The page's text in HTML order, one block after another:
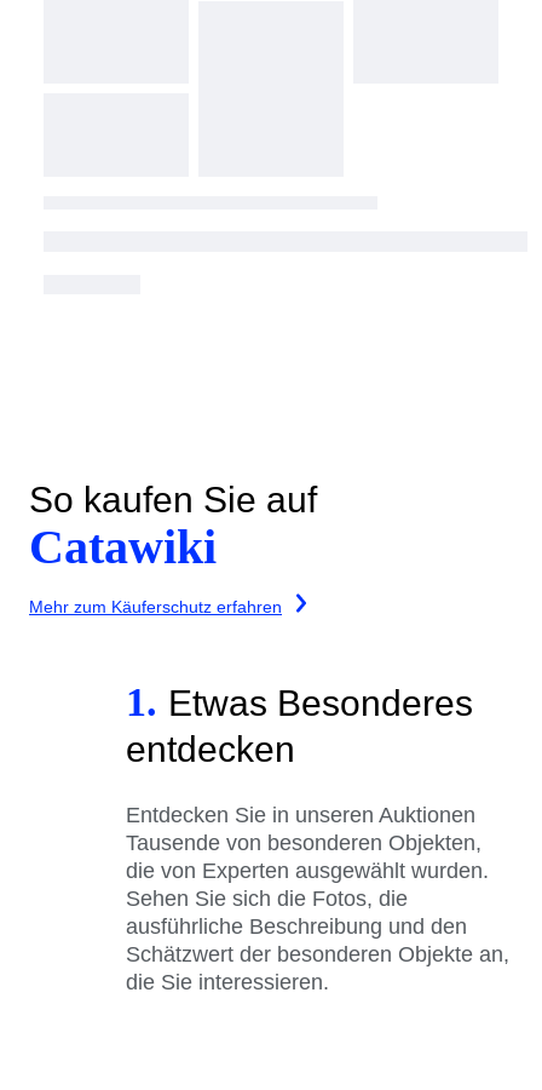
So kaufen Sie auf
Catawiki
Mehr zum Käuferschutz erfahren
1. Etwas Besonderes
entdecken
Entdecken Sie in unseren Auktionen
Tausende von besonderen Objekten,
die von Experten ausgewählt wurden.
Sehen Sie sich die Fotos, die
ausführliche Beschreibung und den
Schätzwert der besonderen Objekte an,
die Sie interessieren.